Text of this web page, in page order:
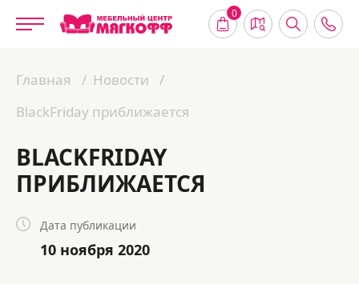
0
Главная
Новости
BlackFriday приближается
BLACKFRIDAY
ПРИБЛИЖАЕТСЯ
Дата публикации
10 ноября 2020